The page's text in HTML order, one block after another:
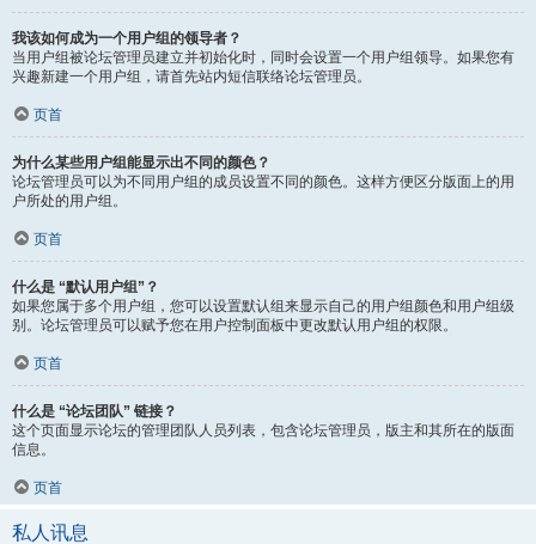
我该如何成为一个用户组的领导者？
当用户组被论坛管理员建立并初始化时，同时会设置一个用户组领导。如果您有
兴趣新建一个用户组，请首先站内短信联络论坛管理员。
页首
为什么某些用户组能显示出不同的颜色？
论坛管理员可以为不同用户组的成员设置不同的颜色。这样方便区分版面上的用
户所处的用户组。
页首
什么是 “默认用户组”？
如果您属于多个用户组，您可以设置默认组来显示自己的用户组颜色和用户组级
别。论坛管理员可以赋予您在用户控制面板中更改默认用户组的权限。
页首
什么是 “论坛团队” 链接？
这个页面显示论坛的管理团队人员列表，包含论坛管理员，版主和其所在的版面
信息。
页首
私人讯息